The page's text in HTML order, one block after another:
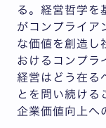
る。経営哲学を
がコンプライア
な価値を創造し
おけるコンプラ
経営はどう在る
とを問い続ける
企業価値向上へ